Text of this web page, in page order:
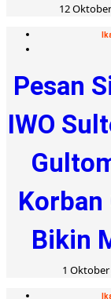
12
Pesan
IWO
Korban
Bikin
1 Oktober